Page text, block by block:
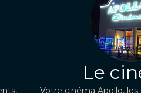
Le
Votre cinéma Apollo,